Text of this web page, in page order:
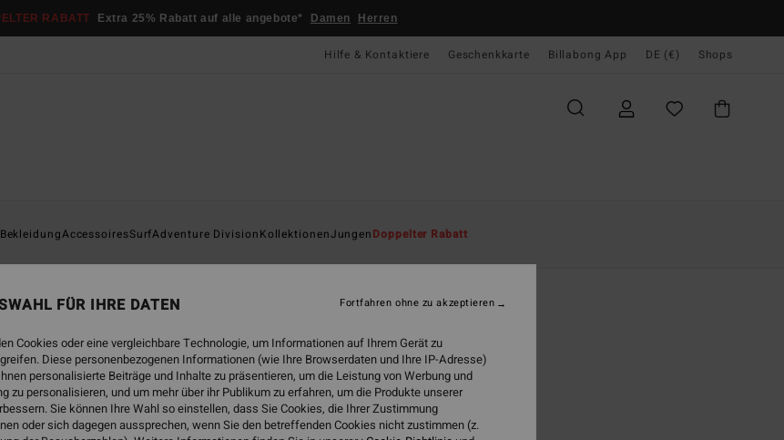
RABATT Extra 25% Rabatt auf alle angebote* Damen Herren
Hilfe & Kontaktiere Geschenkkarte Billabong App DE (€) Shops
BekleidungAccessoiresSurfAdventure DivisionKollektionenJungenDoppelter Rabatt
High Tides
35,95 €
DOPPELTER RABATT EXTRA 25%
FarbeNatural
FÜR IHRE DATEN
Cookies oder eine vergleichbare Technologie, um Informationen auf Ihrem Gerät zu
Diese personenbezogenen Informationen (wie Ihre Browserdaten und Ihre IP-Adresse)
personalisierte Beiträge und Inhalte zu präsentieren, um die Leistung von Werbung und
zu personalisieren, und um mehr über ihr Publikum zu erfahren, um die Produkte unserer
Sie können Ihre Wahl so einstellen, dass Sie Cookies, die Ihrer Zustimmung
oder sich dagegen aussprechen, wenn Sie den betreffenden Cookies nicht zustimmen (z.
Fortfahren ohne zu akzeptieren